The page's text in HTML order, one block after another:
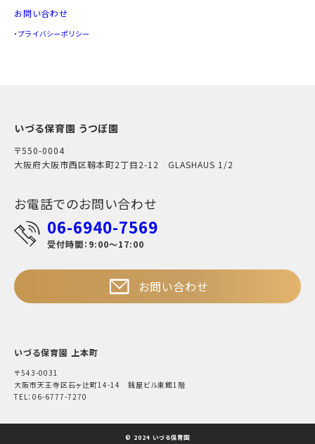
お問い合わせ
プライバシーポリシー
いづる保育園 うつぼ園
〒550-0004
大阪府大阪市西区靱本町2丁目2-12 GLASHAUS 1/2
お電話でのお問い合わせ
06-6940-7569
受付時間：9:00～17:00
お問い合わせ
いづる保育園 上本町
〒543-0031
大阪市天王寺区石ヶ辻町14-14 銭屋ビル東館1階
TEL：06-6777-7270
© 2024 いづる保育園